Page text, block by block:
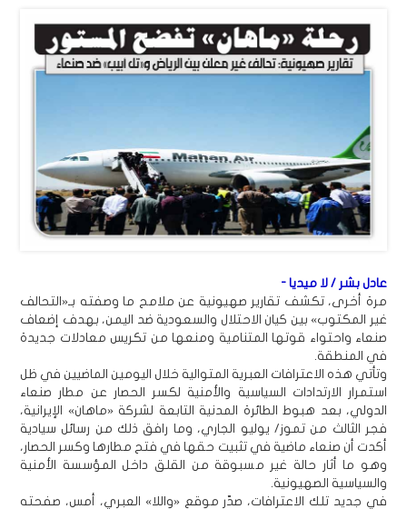
عادل بشر / لا ميديا -
مرة أخرى، تكشف تقارير صهيونية عن ملامح ما وصفته بـ«التحالف
غير المكتوب» بين كيان الاحتلال والسعودية ضد اليمن، بهدف إضعاف
صنعاء واحتواء قوتها المتنامية ومنعها من تكريس معادلات جديدة
في المنطقة.
وتأتي هذه الاعترافات العبرية المتوالية خلال اليومين الماضيين في ظل
استمرار الارتدادات السياسية والأمنية لكسر الحصار عن مطار صنعاء
الدولي، بعد هبوط الطائرة المدنية التابعة لشركة «ماهان» الإيرانية،
فجر الثالث من تموز/ يوليو الجاري، وما رافق ذلك من رسائل سيادية
أكدت أن صنعاء ماضية في تثبيت حقها في فتح مطارها وكسر الحصار،
وهو ما أثار حالة غير مسبوقة من القلق داخل المؤسسة الأمنية
والسياسية الصهيونية.
في جديد تلك الاعترافات، صدّر موقع «واللا» العبري، أمس، صفحته